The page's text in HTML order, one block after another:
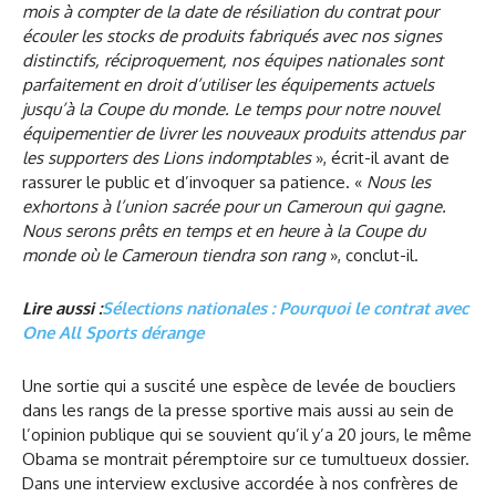
mois à compter de la date de résiliation du contrat pour
écouler les stocks de produits fabriqués avec nos signes
distinctifs, réciproquement, nos équipes nationales sont
parfaitement en droit d’utiliser les équipements actuels
jusqu’à la Coupe du monde. Le temps pour notre nouvel
équipementier de livrer les nouveaux produits attendus par
les supporters des Lions indomptables», écrit-il avant de
rassurer le public et d’invoquer sa patience. « Nous les
exhortons à l’union sacrée pour un Cameroun qui gagne.
Nous serons prêts en temps et en heure à la Coupe du
monde où le Cameroun tiendra son rang», conclut-il.
Lire aussi :Sélections nationales : Pourquoi le contrat avec
One All Sports dérange
Une sortie qui a suscité une espèce de levée de boucliers
dans les rangs de la presse sportive mais aussi au sein de
l’opinion publique qui se souvient qu’il y’a 20 jours, le même
Obama se montrait péremptoire sur ce tumultueux dossier.
Dans une interview exclusive accordée à nos confrères de